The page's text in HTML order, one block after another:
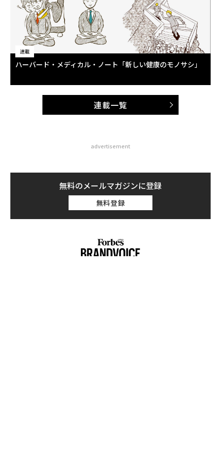
連載
ハーバード・メディカル・ノート「新しい健康のモノサシ」
連載一覧
advertisement
無料のメールマガジンに登録
無料登録